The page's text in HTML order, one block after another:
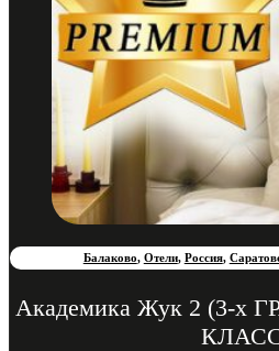
Балаково, Отели, Россия,
Академика Жук 2 (3-